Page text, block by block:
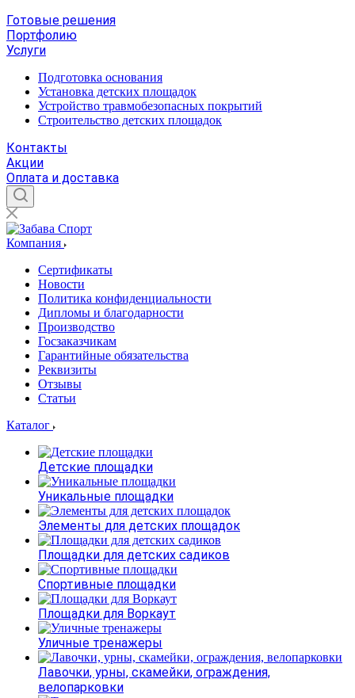
Готовые решения
Портфолию
Услуги
Подготовка основания
Установка детских площадок
Устройство травмобезопасных покрытий
Строительство детских площадок
Контакты
Акции
Оплата и доставка
Компания
Сертификаты
Новости
Политика конфиденциальности
Дипломы и благодарности
Производство
Госзаказчикам
Гарантийные обязательства
Реквизиты
Отзывы
Статьи
Каталог
Детские площадки
Уникальные площадки
Элементы для детских площадок
Площадки для детских садиков
Спортивные площадки
Площадки для Воркаут
Уличные тренажеры
Лавочки, урны, скамейки, ограждения,
велопарковки